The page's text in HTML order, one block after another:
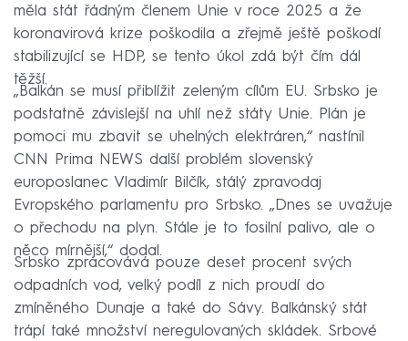
měla stát řádným členem Unie v roce 2025 a že
koronavirová krize poškodila a zřejmě ještě poškodí
stabilizující se HDP, se tento úkol zdá být čím dál
těžší.
„Balkán se musí přiblížit zeleným cílům EU. Srbsko je
podstatně závislejší na uhlí než státy Unie. Plán je
pomoci mu zbavit se uhelných elektráren,“ nastínil
CNN Prima NEWS další problém slovenský
europoslanec Vladimír Bilčík, stálý zpravodaj
Evropského parlamentu pro Srbsko. „Dnes se uvažuje
o přechodu na plyn. Stále je to fosilní palivo, ale o
něco mírnější,“ dodal.
Srbsko zpracovává pouze deset procent svých
odpadních vod, velký podíl z nich proudí do
zmíněného Dunaje a také do Sávy. Balkánský stát
trápí také množství neregulovaných skládek. Srbové